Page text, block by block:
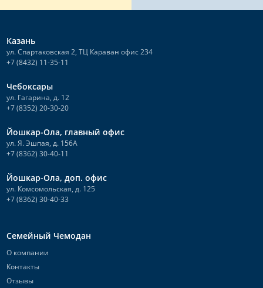
Казань
ул. Спартаковская 2, ТЦ Караван офис 234
+7 (8432) 11-35-11
Чебоксары
ул. Гагарина, д. 12
+7 (8352) 20-30-20
Йошкар-Ола, главный офис
ул. Я. Эшпая, д. 156А
+7 (8362) 30-40-11
Йошкар-Ола, доп. офис
ул. Комсомольская, д. 125
+7 (8362) 30-40-33
Семейный Чемодан
О компании
Контакты
Отзывы